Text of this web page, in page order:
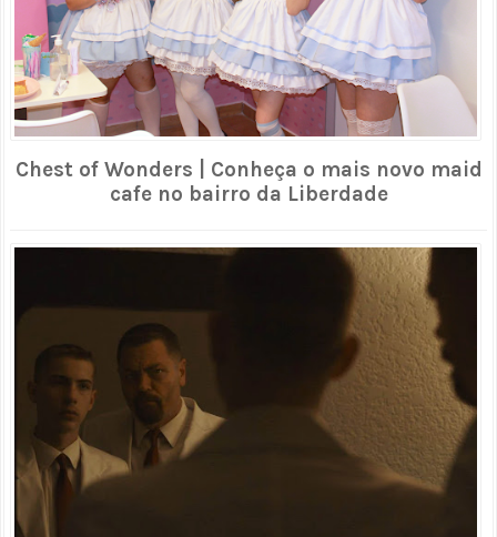
Chest of Wonders | Conheça o mais novo maid
cafe no bairro da Liberdade